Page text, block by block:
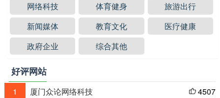
网络科技
体育健身
旅游出行
新闻媒体
教育文化
医疗健康
政府企业
综合其他
好评网站
1 厦门众论网络科技  4507